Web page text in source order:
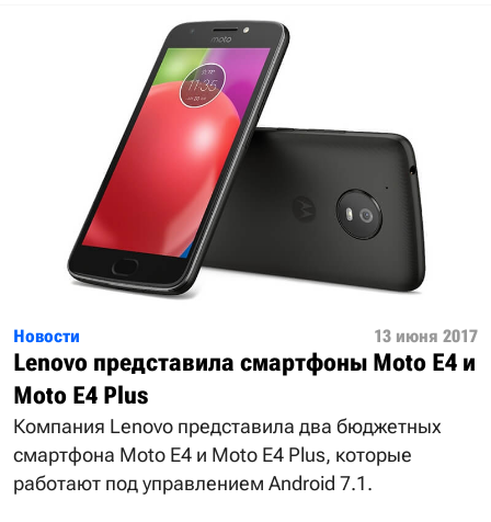
Новости 13 июня 2017
Lenovo представила смартфоны Moto E4 и
Moto E4 Plus
Компания Lenovo представила два бюджетных
смартфона Moto E4 и Moto E4 Plus, которые
работают под управлением Android 7.1.